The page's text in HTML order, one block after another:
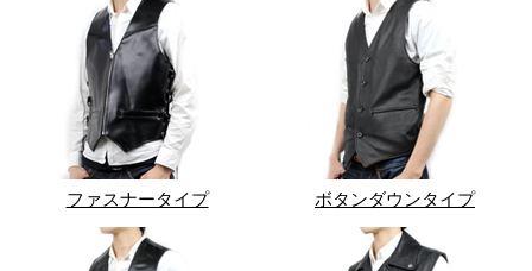
ファスナータイプ ボタンダウンタイプ